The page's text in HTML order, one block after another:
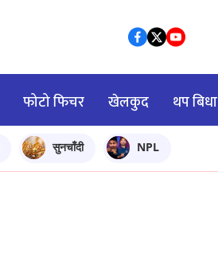
फोटो फिचर खेलकुद थप बिधा
सुनचाँदी NPL